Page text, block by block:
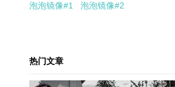
泡泡镜像#1 泡泡镜像#2
热门文章